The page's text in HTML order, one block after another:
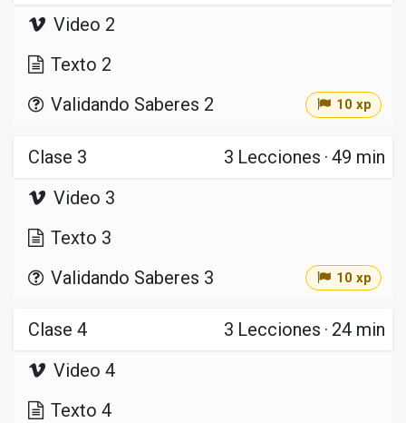
Video 2
Texto 2
Validando Saberes 2
10 xp
Clase 3 3 Lecciones · 49 min
Video 3
Texto 3
Validando Saberes 3
10 xp
Clase 4 3 Lecciones · 24 min
Video 4
Texto 4